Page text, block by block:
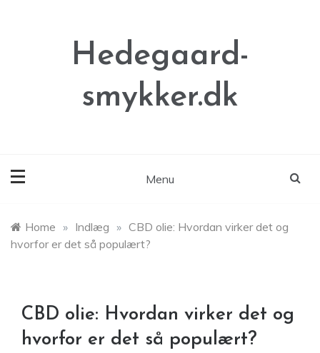
Hedegaard-
smykker.dk
Menu
Home » Indlæg » CBD olie: Hvordan virker det og
hvorfor er det så populært?
CBD olie: Hvordan virker det og
hvorfor er det så populært?